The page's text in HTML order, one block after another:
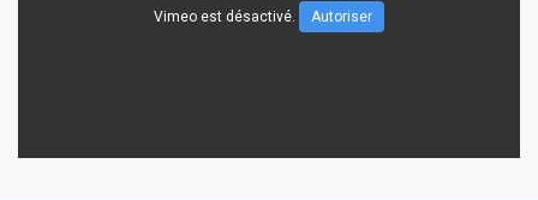
Vimeo est désactivé. Autoriser